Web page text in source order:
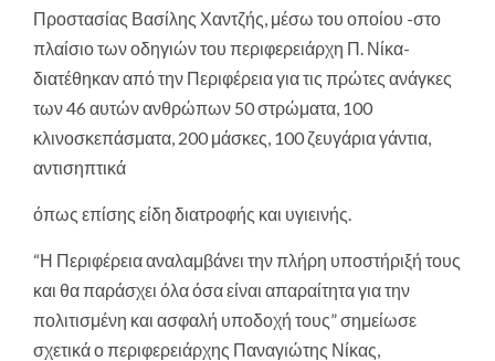
Προστασίας Βασίλης Χαντζής, μέσω του οποίου -στο
πλαίσιο των οδηγιών του περιφερειάρχη Π. Νίκα-
διατέθηκαν από την Περιφέρεια για τις πρώτες ανάγκες
των 46 αυτών ανθρώπων 50 στρώματα, 100
κλινοσκεπάσματα, 200 μάσκες, 100 ζευγάρια γάντια,
αντισηπτικά
όπως επίσης είδη διατροφής και υγιεινής.
“Η Περιφέρεια αναλαμβάνει την πλήρη υποστήριξή τους
και θα παράσχει όλα όσα είναι απαραίτητα για την
πολιτισμένη και ασφαλή υποδοχή τους” σημείωσε
σχετικά ο περιφερειάρχης Παναγιώτης Νίκας,